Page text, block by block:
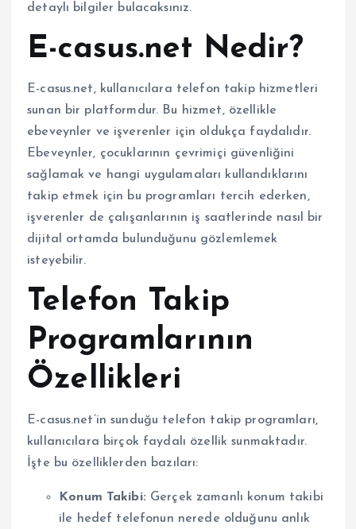
detaylı bilgiler bulacaksınız.
E-casus.net Nedir?
E-casus.net, kullanıcılara telefon takip hizmetleri
sunan bir platformdur. Bu hizmet, özellikle
ebeveynler ve işverenler için oldukça faydalıdır.
Ebeveynler, çocuklarının çevrimiçi güvenliğini
sağlamak ve hangi uygulamaları kullandıklarını
takip etmek için bu programları tercih ederken,
işverenler de çalışanlarının iş saatlerinde nasıl bir
dijital ortamda bulunduğunu gözlemlemek
isteyebilir.
Telefon Takip
Programlarının
Özellikleri
E-casus.net’in sunduğu telefon takip programları,
kullanıcılara birçok faydalı özellik sunmaktadır.
İşte bu özelliklerden bazıları:
Konum Takibi: Gerçek zamanlı konum takibi
ile hedef telefonun nerede olduğunu anlık